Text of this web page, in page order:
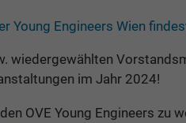
Young Engineers Wien
wiedergewählten
im Jahr 2024!
OVE Young Engineers zu